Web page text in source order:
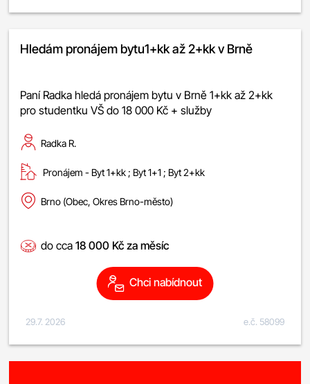
Hledám pronájem bytu1+kk až 2+kk v Brně
Paní Radka hledá pronájem bytu v Brně 1+kk až 2+kk
pro studentku VŠ do 18 000 Kč + služby
Radka R.
Pronájem - byt 1+kk ; byt 1+1 ; byt 2+kk
Brno (Obec, Okres Brno-město)
do cca18 000 Kč za měsíc
Chci nabídnout
29.7. 2026 e.č. 58099